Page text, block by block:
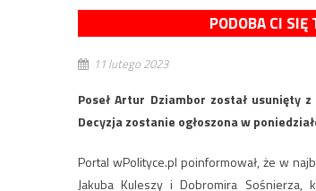
PODOBA CI SIĘ
11 lutego 2023
Poseł Artur Dziambor został usunięty
Decyzja zostanie ogłoszona w
Portal wPolityce.pl poinformował, że w
Jakuba Kuleszy i Dobromira